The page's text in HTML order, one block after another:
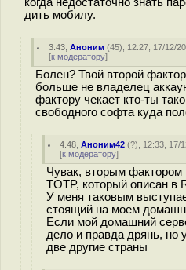
дить мобилу.
3.43 ,Аноним (45), 12:27, 17/12/
[к модератору]
Болен? Твой второй
больше не владелец
фактору чекает кто-ты
свободного софта куда
4.48 ,Аноним42 (?), 12:33, 17/
[к модератору]
Чувак, вторым
TOTP, который описан в
У меня таковым
стоящий на моем
Если мой домашний
дело и правда дрянь, но
две другие страны